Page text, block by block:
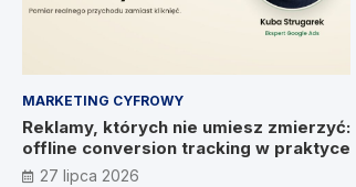
MARKETING CYFROWY
Reklamy, których nie umiesz zmierzyć:
offline conversion tracking w praktyce
27 lipca 2026